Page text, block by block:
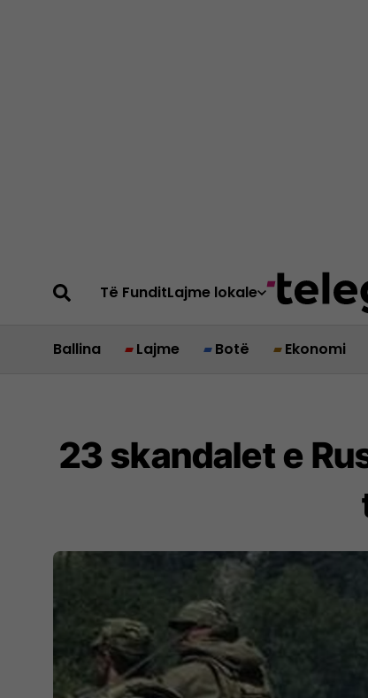
Të FunditLajme lokale
Ballina Lajme Botë Ekonomi
23 skandalet e